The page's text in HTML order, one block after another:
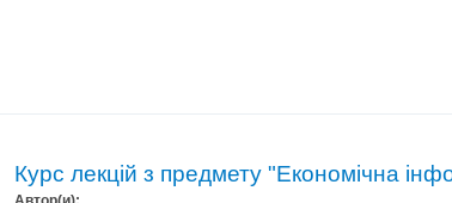
Курс лекцій з предмету "Економічна